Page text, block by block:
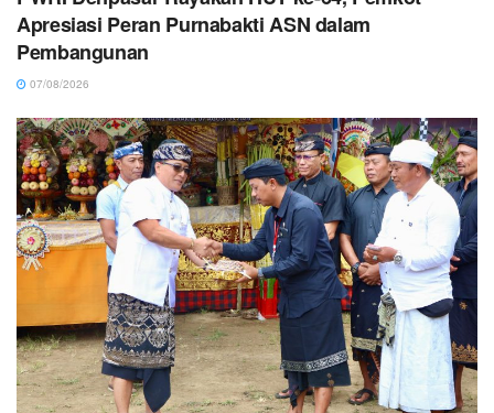
Apresiasi Peran Purnabakti ASN dalam
Pembangunan
07/08/2026